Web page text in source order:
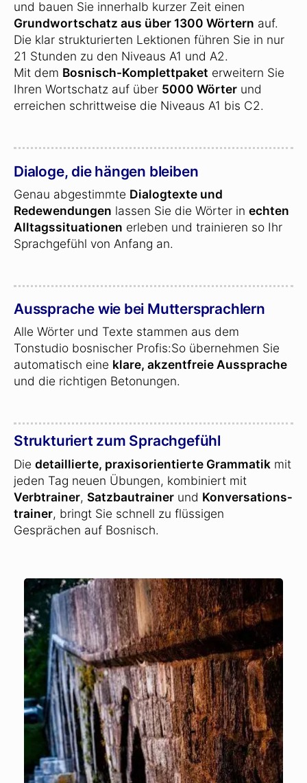
und bauen Sie innerhalb kurzer Zeit einen
Grundwortschatz aus über 1300 Wörtern auf.
Die klar strukturierten Lektionen führen Sie in nur
21 Stunden zu den Niveaus A1 und A2.
Mit dem Bosnisch-Komplettpaket erweitern Sie
Ihren Wortschatz auf über 5000 Wörter und
erreichen schrittweise die Niveaus A1 bis C2.
Dialoge, die hängen bleiben
Genau abgestimmte Dialogtexte und
Redewendungen lassen Sie die Wörter in echten
Alltagssituationen erleben und trainieren so Ihr
Sprachgefühl von Anfang an.
Aussprache wie bei Muttersprachlern
Alle Wörter und Texte stammen aus dem
Tonstudio bosnischer Profis:So übernehmen Sie
automatisch eine klare, akzentfreie Aussprache
und die richtigen Betonungen.
Strukturiert zum Sprachgefühl
Die detaillierte, praxisorientierte Grammatik mit
jeden Tag neuen Übungen, kombiniert mit
Verbtrainer, Satzbautrainer und Konversations­
trainer, bringt Sie schnell zu flüssigen
Gesprächen auf Bosnisch.